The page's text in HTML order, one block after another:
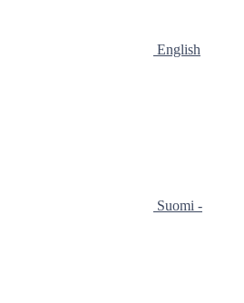
English
Suomi -